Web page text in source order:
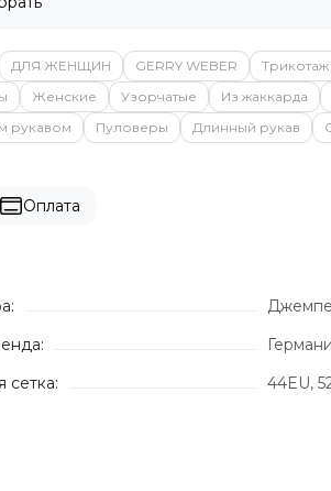
ДЛЯ ЖЕНЩИН GERRY WEBER Трикотаж
Женские Узорчатые Из жаккарда
рукавом
Пуловеры Длинный рукав
Оплата
сетка:
44EU,